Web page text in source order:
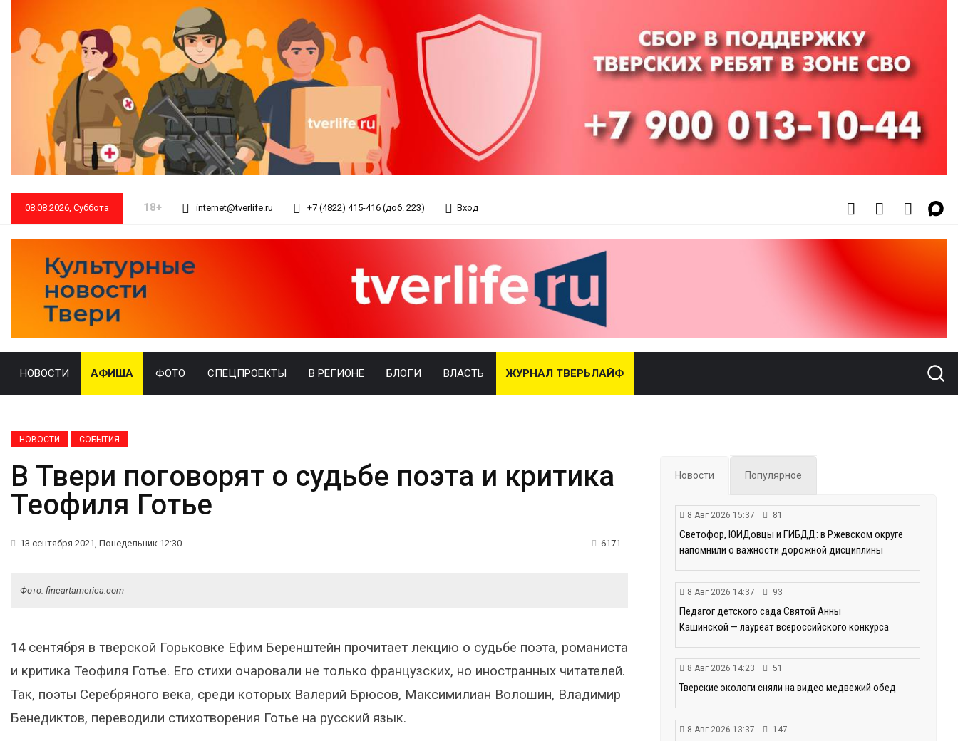
08.08.2026, Суббота 18+ internet@tverlife.ru +7 (4822) 415-416 (доб. 223) Вход
НОВОСТИ АФИША ФОТО СПЕЦПРОЕКТЫ В РЕГИОНЕ БЛОГИ ВЛАСТЬ ЖУРНАЛ ТВЕРЬЛАЙФ
НОВОСТИ СОБЫТИЯ
В Твери поговорят о судьбе поэта и критика
Теофиля Готье
13 сентября 2021, Понедельник 12:30 6171
Фото: fineartamerica.com
14 сентября в тверской Горьковке Ефим Беренштейн прочитает лекцию о судьбе поэта, романиста
и критика Теофиля Готье. Его стихи очаровали не только французских, но иностранных читателей.
Так, поэты Серебряного века, среди которых Валерий Брюсов, Максимилиан Волошин, Владимир
Бенедиктов, переводили стихотворения Готье на русский язык.
Новости Популярное
8 Авг 2026 15:37 81
Светофор, ЮИДовцы и ГИБДД: в Ржевском округе
напомнили о важности дорожной дисциплины
8 Авг 2026 14:37 93
Педагог детского сада Святой Анны
Кашинской — лауреат всероссийского конкурса
8 Авг 2026 14:23 51
Тверские экологи сняли на видео медвежий обед
8 Авг 2026 13:37 147